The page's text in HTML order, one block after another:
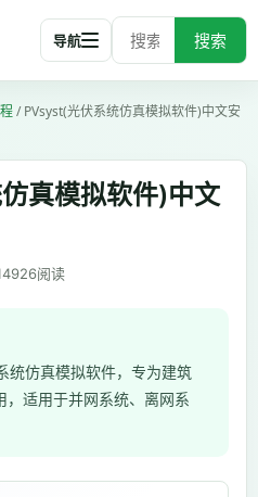
搜索
导航
/PVsyst(光伏系统仿真模拟软件)中文安
真模拟软件)中文
阅读
统仿真模拟软件，专为建筑
，适用于并网系统、离网系